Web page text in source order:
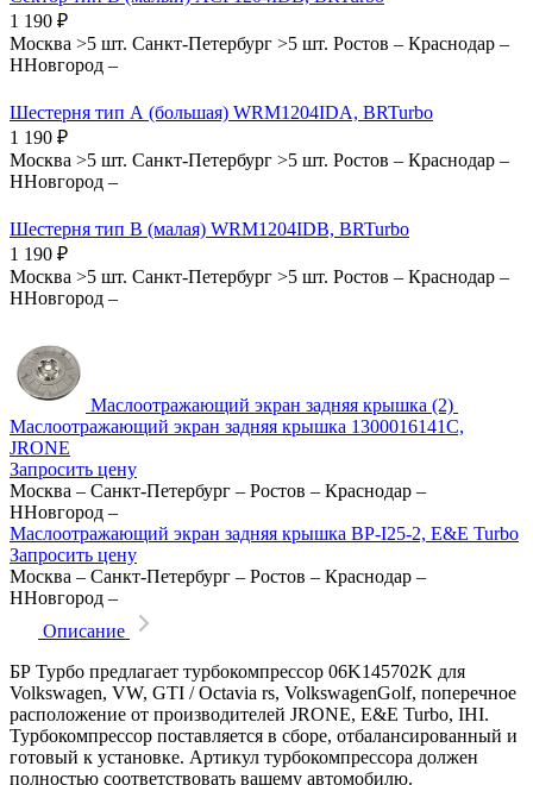
1 190 ₽
Москва >5 шт. Санкт-Петербург >5 шт. Ростов – Краснодар –
ННовгород –
Шестерня тип А (большая) WRM1204IDA, BRTurbo
1 190 ₽
Москва >5 шт. Санкт-Петербург >5 шт. Ростов – Краснодар –
ННовгород –
Шестерня тип В (малая) WRM1204IDB, BRTurbo
1 190 ₽
Москва >5 шт. Санкт-Петербург >5 шт. Ростов – Краснодар –
ННовгород –
Маслоотражающий экран задняя крышка (2)
Маслоотражающий экран задняя крышка 1300016141C,
JRONE
Запросить цену
Москва – Санкт-Петербург – Ростов – Краснодар –
ННовгород –
Маслоотражающий экран задняя крышка BP-I25-2, E&E Turbo
Запросить цену
Москва – Санкт-Петербург – Ростов – Краснодар –
ННовгород –
Описание
БР Турбо предлагает турбокомпрессор 06K145702K для
Volkswagen, VW, GTI / Octavia rs, VolkswagenGolf, поперечное
расположение от производителей JRONE, E&E Turbo, IHI.
Турбокомпрессор поставляется в сборе, отбалансированный и
готовый к установке. Артикул турбокомпрессора должен
полностью соответствовать вашему автомобилю.